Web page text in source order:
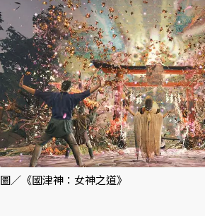
圖／《國津神：女神之道》